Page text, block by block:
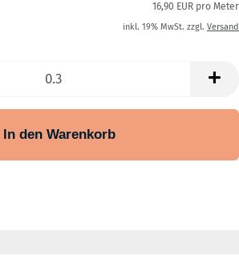
16,90 EUR pro Meter
inkl. 19% MwSt. zzgl. Versand
In den Warenkorb